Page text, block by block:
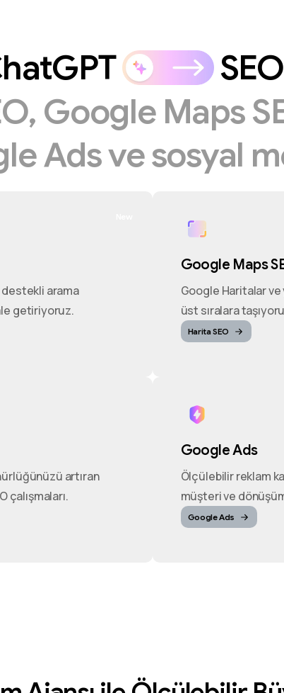
SEO
Google Maps
Adsvesosyal
destekli arama
getiriyoruz.
Google Maps
Google Haritalar
üst sıralara
Harita SEO
artıran
çalışmaları.
Google Ads
Ölçülebilir reklam
müşteri ve
Google Ads